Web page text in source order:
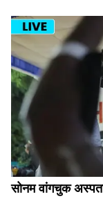
सोनम वांगचुक